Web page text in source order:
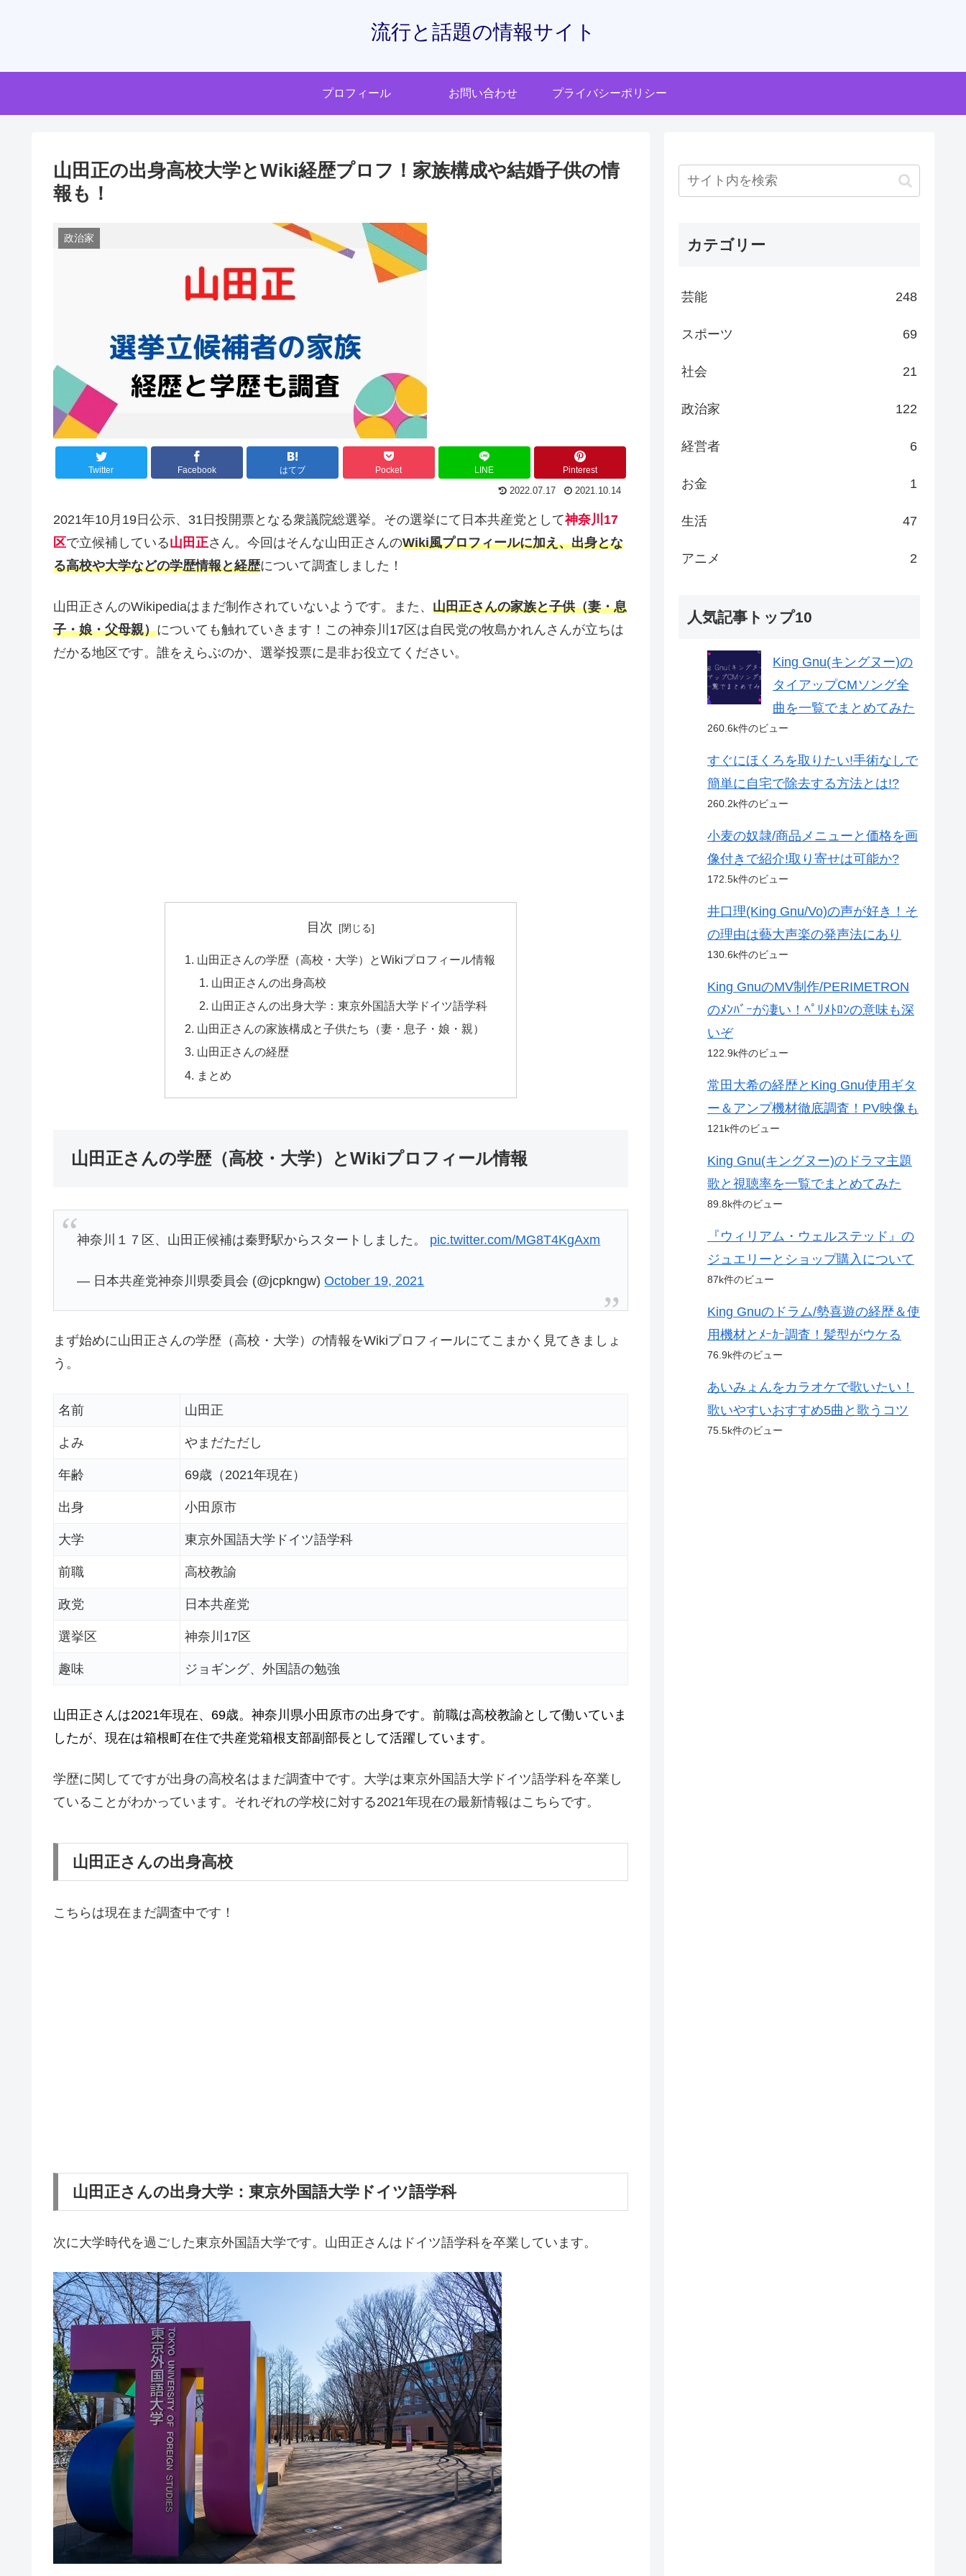
流行と話題の情報サイト
プロフィール お問い合わせ プライバシーポリシー
山田正の出身高校大学とWiki経歴プロフ！家族構成や結婚子供の情
報も！
政治家
Twitter Facebook はてブ Pocket LINE Pinterest
2022.07.17 2021.10.14
2021年10月19日公示、31日投開票となる衆議院総選挙。その選挙にて日本共産党として神奈川17
区で立候補している山田正さん。今回はそんな山田正さんのWiki風プロフィールに加え、出身とな
る高校や大学などの学歴情報と経歴について調査しました！
山田正さんのWikipediaはまだ制作されていないようです。また、 山田正さんの家族と子供（妻・息
子・娘・父母親）についても触れていきます！この神奈川17区は自民党の牧島かれんさんが立ちは
だかる地区です。誰をえらぶのか、選挙投票に是非お役立てください。
目次
山田正さんの学歴（高校・大学）とWikiプロフィール情報
山田正さんの出身高校
山田正さんの出身大学：東京外国語大学ドイツ語学科
山田正さんの家族構成と子供たち（妻・息子・娘・親）
山田正さんの経歴
まとめ
山田正さんの学歴（高校・大学）とWikiプロフィール情報
神奈川１７区、山田正候補は秦野駅からスタートしました。 pic.twitter.com/MG8T4KgAxm
— 日本共産党神奈川県委員会 (@jcpkngw)October 19, 2021
まず始めに山田正さんの学歴（高校・大学）の情報をWikiプロフィールにてこまかく見てきましょ
う。
名前 山田正
よみ やまだただし
年齢 69歳（2021年現在）
出身 小田原市
大学 東京外国語大学ドイツ語学科
前職 高校教諭
政党 日本共産党
選挙区 神奈川17区
趣味 ジョギング、外国語の勉強
山田正さんは2021年現在、69歳。神奈川県小田原市の出身です。前職は高校教諭として働いていま
したが、現在は箱根町在住で共産党箱根支部副部長として活躍しています。
学歴に関してですが出身の高校名はまだ調査中です。大学は東京外国語大学ドイツ語学科を卒業し
ていることがわかっています。それぞれの学校に対する2021年現在の最新情報はこちらです。
山田正さんの出身高校
こちらは現在まだ調査中です！
山田正さんの出身大学：東京外国語大学ドイツ語学科
次に大学時代を過ごした東京外国語大学です。山田正さんはドイツ語学科を卒業しています。
カテゴリー
芸能 248
スポーツ 69
社会 21
政治家 122
経営者 6
お金 1
生活 47
アニメ 2
人気記事トップ10
King Gnu(キングヌー)の
タイアップCMソング全
曲を一覧でまとめてみた
260.6k件のビュー
すぐにほくろを取りたい!手術なしで
簡単に自宅で除去する方法とは!?
260.2k件のビュー
小麦の奴隷/商品メニューと価格を画
像付きで紹介!取り寄せは可能か?
172.5k件のビュー
井口理(King Gnu/Vo)の声が好き！そ
の理由は藝大声楽の発声法にあり
130.6k件のビュー
King GnuのMV制作/PERIMETRON
のﾒﾝﾊﾞｰが凄い！ﾍﾟﾘﾒﾄﾛﾝの意味も深
いぞ
122.9k件のビュー
常田大希の経歴とKing Gnu使用ギタ
ー＆アンプ機材徹底調査！PV映像も
121k件のビュー
King Gnu(キングヌー)のドラマ主題
歌と視聴率を一覧でまとめてみた
89.8k件のビュー
『ウィリアム・ウェルステッド』の
ジュエリーとショップ購入について
87k件のビュー
King Gnuのドラム/勢喜遊の経歴＆使
用機材とﾒｰｶｰ調査！髪型がウケる
76.9k件のビュー
あいみょんをカラオケで歌いたい！
歌いやすいおすすめ5曲と歌うコツ
75.5k件のビュー